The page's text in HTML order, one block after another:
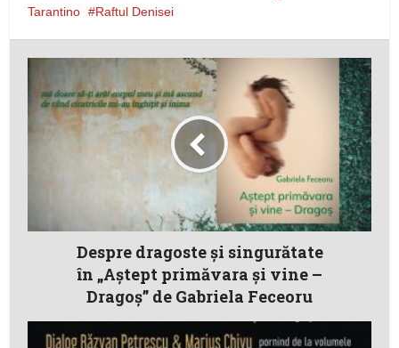
Tarantino
Raftul Denisei
Despre dragoste și singurătate
în „Aștept primăvara și vine –
Dragoș” de Gabriela Feceoru